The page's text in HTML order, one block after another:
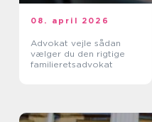
08. april 2026
Advokat vejle sådan
vælger du den rigtige
familieretsadvokat